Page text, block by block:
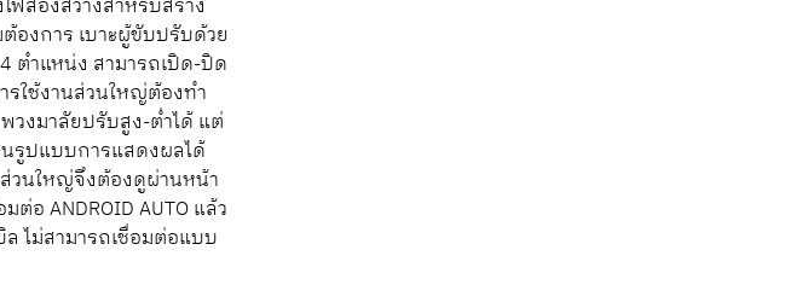
ส่องสว่างสำหรับสร้าง
องการ เบาะผู้ขับปรับด้วย
ตำแหน่ง สามารถเปิด-ปิด
รใช้งานส่วนใหญ่ต้องทำ
งมาลัยปรับสูง-ต่ำได้ แต่
รูปแบบการแสดงผลได้
วนใหญ่จึงต้องดูผ่านหน้า
อ ANDROID AUTO แล้ว
ไม่สามารถเชื่อมต่อแบบ